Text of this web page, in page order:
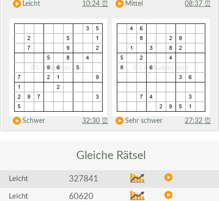
Leicht 10:24 ⏰ Mittel 08:37 ⏰
Schwer 32:30 ⏰ Sehr schwer 27:32 ⏰
Gleiche Rätsel
Leicht 327841
Leicht 60620